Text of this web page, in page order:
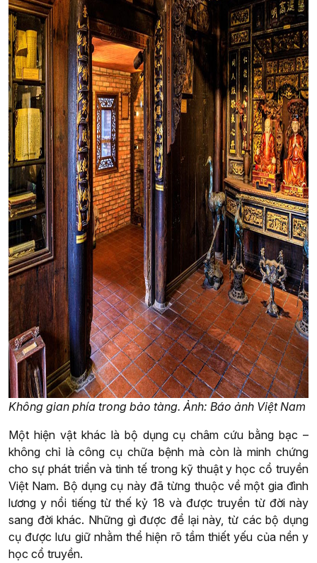
Không gian phía trong bảo tàng. Ảnh: Báo ảnh Việt Nam
Một hiện vật khác là bộ dụng cụ châm cứu bằng bạc –
không chỉ là công cụ chữa bệnh mà còn là minh chứng
cho sự phát triển và tinh tế trong kỹ thuật y học cổ truyền
Việt Nam. Bộ dụng cụ này đã từng thuộc về một gia đình
lương y nổi tiếng từ thế kỷ 18 và được truyền từ đời này
sang đời khác. Những gì được để lại này, từ các bộ dụng
cụ được lưu giữ nhằm thể hiện rõ tầm thiết yếu của nền y
học cổ truyền.